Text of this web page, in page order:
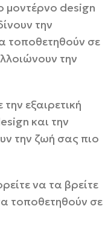
μοντέρνο design
την
τοποθετηθούν σε
την
την εξαιρετική
και την
την ζωή σας πιο
να τα βρείτε
τοποθετηθούν σε